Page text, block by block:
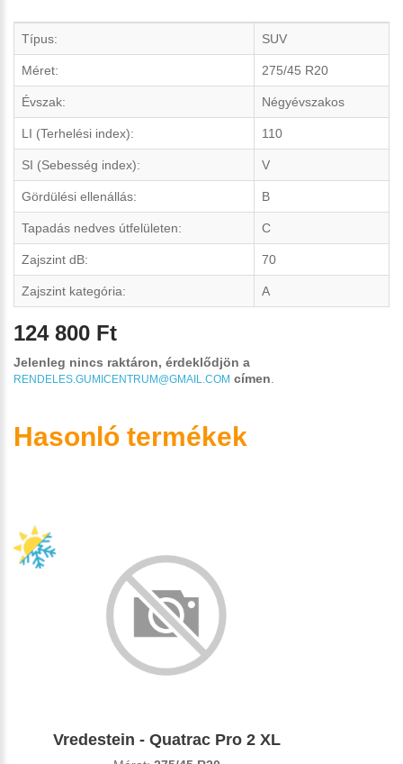
Típus: SUV
Méret: 275/45 R20
Évszak: Négyévszakos
LI (Terhelési index): 110
SI (Sebesség index): V
Gördülési ellenállás: B
Tapadás nedves útfelületen: C
Zajszint dB: 70
Zajszint kategória: A
124 800 Ft
Jelenleg nincs raktáron, érdeklődjön a
RENDELES.GUMICENTRUM@GMAIL.COM címen
Hasonló termékek
Vredestein - Quatrac Pro 2 XL